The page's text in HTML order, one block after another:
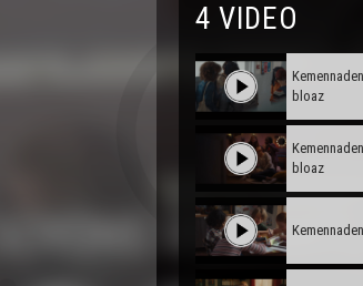
4 VIDEO
bloaz
bloaz